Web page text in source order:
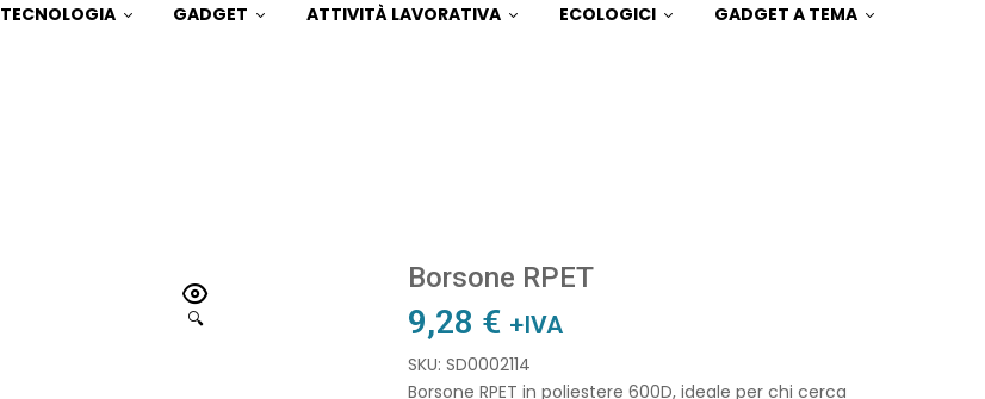
TECNOLOGIA GADGET ATTIVITÀ LAVORATIVA ECOLOGICI GADGET A TEMA
🔍
Borsone RPET
9,28 € +IVA
SKU: SD0002114
Borsone RPET in poliestere 600D, ideale per chi cerca